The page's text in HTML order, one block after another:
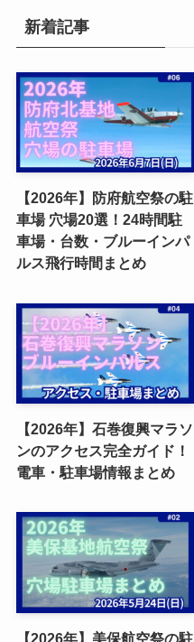
新着記事
【2026年】防府航空祭の駐
車場 穴場20選！24時間駐
車場・台数・ブルーインパ
ルス飛行時間まとめ
【2026年】石巻復興マラソ
ンのアクセス完全ガイド！
電車・駐車場情報まとめ
【2026年】美保航空祭の駐